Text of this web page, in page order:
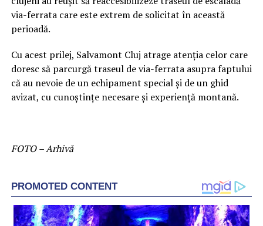
via-ferrata care este extrem de solicitat în această
perioadă.
Cu acest prilej, Salvamont Cluj atrage atenția celor care
doresc să parcurgă traseul de via-ferrata asupra faptului
că au nevoie de un echipament special și de un ghid
avizat, cu cunoștințe necesare și experiență montană.
FOTO – Arhivă